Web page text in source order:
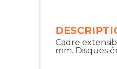
Cadre
mm. Disques